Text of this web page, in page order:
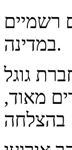
רשמיים
במדינה.
גוגל
מאוד,